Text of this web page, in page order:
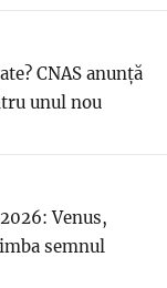
CNAS anunță
unul nou
Venus,
semnul